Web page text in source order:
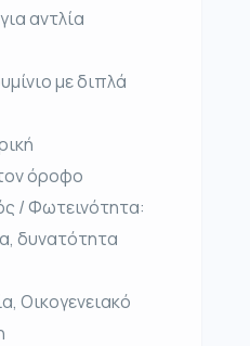
αντλία
με διπλά
όροφο
/ Φωτεινότητα:
δυνατότητα
Οικογενειακό